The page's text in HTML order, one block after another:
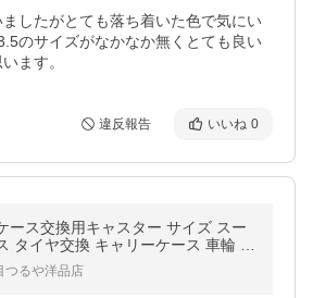
したがとても落ち着いた色で気にい
のサイズがなかなか無くとても良い
ます。
違反報告 いいね 0
ース交換用キャスター サイズ スー
タイヤ交換 キャリーケース 車輪 修
45mm 40mｍ 爆買
つるや洋品店